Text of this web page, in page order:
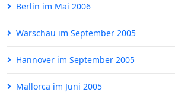
Berlin im Mai 2006
Warschau im September 2005
Hannover im September 2005
Mallorca im Juni 2005